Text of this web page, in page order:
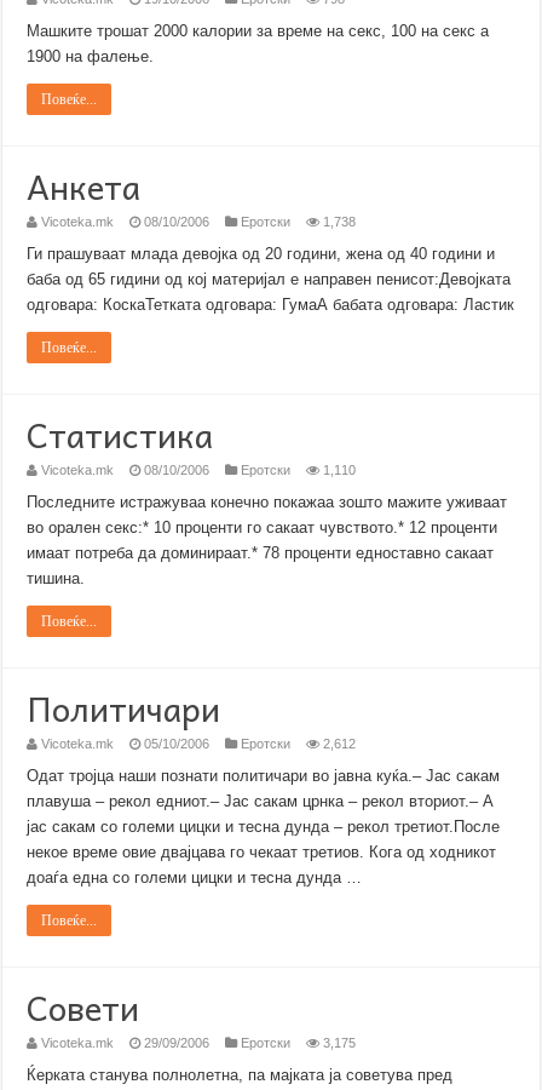
Машките трошат 2000 калории за време на секс, 100 на секс а
1900 на фалење.
Повеќе...
Анкета
Vicoteka.mk 08/10/2006 Еротски 1,738
Ги прашуваат млада девојка од 20 години, жена од 40 години и
баба од 65 гидини од кој материјал е направен пенисот:Девојката
одговара: КоскаТетката одговара: ГумаА бабата одговара: Ластик
Повеќе...
Статистика
Vicoteka.mk 08/10/2006 Еротски 1,110
Последните истражуваа конечно покажаа зошто мажите уживаат
во орален секс:* 10 проценти го сакаат чувството.* 12 проценти
имаат потреба да доминираат.* 78 проценти едноставно сакаат
тишина.
Повеќе...
Политичари
Vicoteka.mk 05/10/2006 Еротски 2,612
Одат тројца наши познати политичари во јавна куќа.– Јас сакам
плавуша – рекол едниот.– Јас сакам црнка – рекол вториот.– А
јас сакам со големи цицки и тесна дунда – рекол третиот.После
некое време овие двајцава го чекаат третиов. Кога од ходникот
доаѓа една со големи цицки и тесна дунда …
Повеќе...
Совети
Vicoteka.mk 29/09/2006 Еротски 3,175
Ќерката станува полнолетна, па мајката ја советува пред